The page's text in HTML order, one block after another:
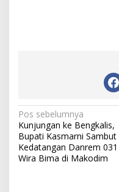
N
a
v
Pos sebelumnya
Kunjungan ke Bengkalis,
Bupati Kasmarni Sambut
Kedatangan Danrem 031
Wira Bima di Makodim